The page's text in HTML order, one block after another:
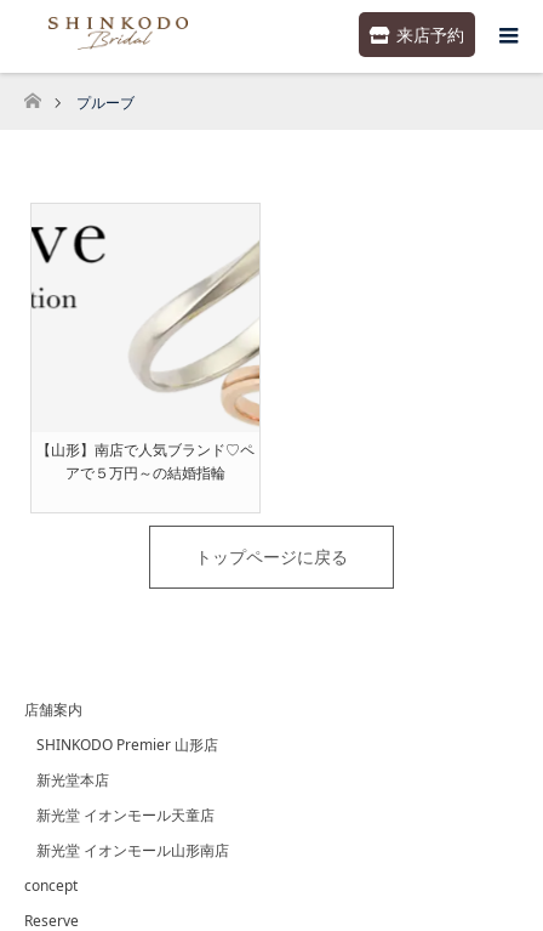
来店予約
ホーム
プルーブ
【山形】南店で人気ブランド♡ペ
アで５万円～の結婚指輪
トップページに戻る
店舗案内
SHINKODO Premier 山形店
新光堂本店
新光堂 イオンモール天童店
新光堂 イオンモール山形南店
concept
Reserve